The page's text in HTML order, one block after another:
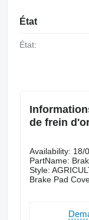
État
État:
de frein
Availability: 18/
PartName:
Style:
Brake Pad